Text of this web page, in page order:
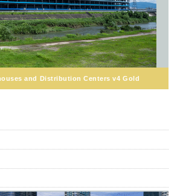
and Distribution Centers v4 Gold